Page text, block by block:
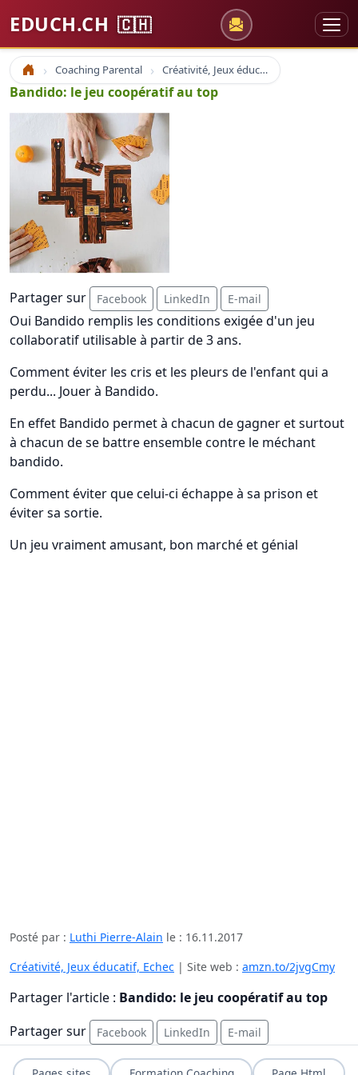
EDUCH.CH 🇨🇭
Accueil Coaching Parental Créativité, Jeux éducatif, Echec
Bandido: le jeu coopératif au top
Partager sur Facebook LinkedIn E-mail
Oui Bandido remplis les conditions exigée d'un jeu
collaboratif utilisable à partir de 3 ans.
Comment éviter les cris et les pleurs de l'enfant qui a
perdu... Jouer à Bandido.
En effet Bandido permet à chacun de gagner et surtout
à chacun de se battre ensemble contre le méchant
bandido.
Comment éviter que celui-ci échappe à sa prison et
éviter sa sortie.
Un jeu vraiment amusant, bon marché et génial
Posté par : Luthi Pierre-Alain le : 16.11.2017
Créativité, Jeux éducatif, Echec | Site web : amzn.to/2jvgCmy
Partager l'article : Bandido: le jeu coopératif au top
Partager sur
Facebook LinkedIn E-mail